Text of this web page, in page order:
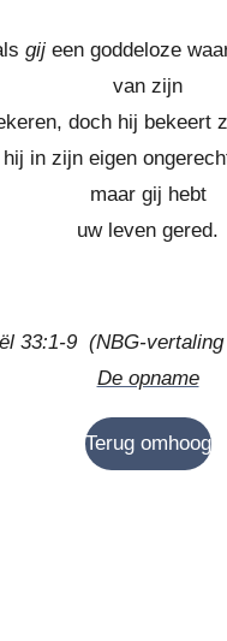
gijeen goddeloze
van zijn
doch hij bekeert
in zijn eigen
maar gij hebt
uw leven gered.
33:1-9 (NBG-vertaling
De opname
Terug omhoog